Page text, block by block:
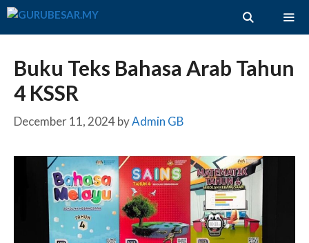
Skip
Buku Teks Bahasa Arab Tahun
4 KSSR
December 11, 2024byAdmin GB